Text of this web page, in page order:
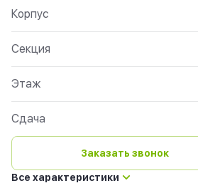
Корпус
Секция
Этаж
Сдача
Заказать звонок
Все характеристики